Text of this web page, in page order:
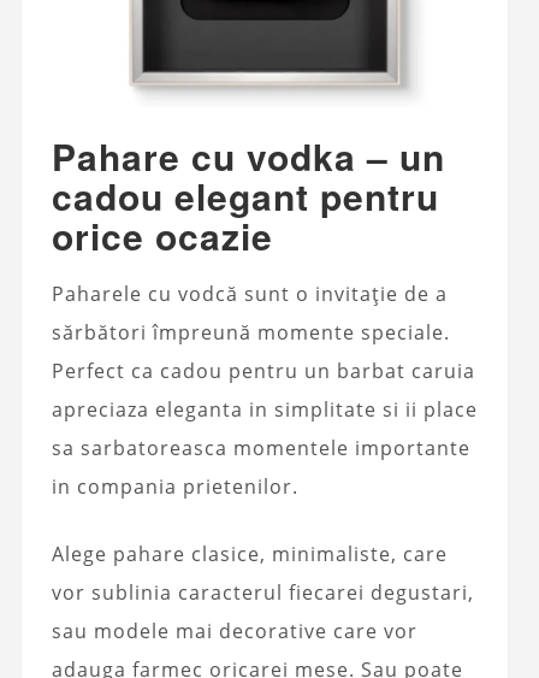
Pahare cu vodka – un
cadou elegant pentru
orice ocazie
Paharele cu vodcă sunt o invitație de a
sărbători împreună momente speciale.
Perfect ca cadou pentru un barbat caruia
apreciaza eleganta in simplitate si ii place
sa sarbatoreasca momentele importante
in compania prietenilor.
Alege pahare clasice, minimaliste, care
vor sublinia caracterul fiecarei degustari,
sau modele mai decorative care vor
adauga farmec oricarei mese. Sau poate